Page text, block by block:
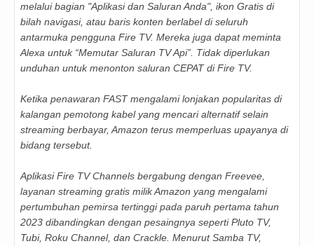
melalui bagian "Aplikasi dan Saluran Anda", ikon Gratis di
bilah navigasi, atau baris konten berlabel di seluruh
antarmuka pengguna Fire TV. Mereka juga dapat meminta
Alexa untuk “Memutar Saluran TV Api”. Tidak diperlukan
unduhan untuk menonton saluran CEPAT di Fire TV.
Ketika penawaran FAST mengalami lonjakan popularitas di
kalangan pemotong kabel yang mencari alternatif selain
streaming berbayar, Amazon terus memperluas upayanya di
bidang tersebut.
Aplikasi Fire TV Channels bergabung dengan Freevee,
layanan streaming gratis milik Amazon yang mengalami
pertumbuhan pemirsa tertinggi pada paruh pertama tahun
2023 dibandingkan dengan pesaingnya seperti Pluto TV,
Tubi, Roku Channel, dan Crackle. Menurut Samba TV,